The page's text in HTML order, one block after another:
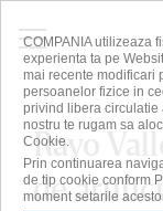
Rayo
de
COMPANIA utilizeaza
experienta ta pe
mai recente modificari
persoanelor fizice in
privind libera circulatie
nostru te rugam sa
Cookie.
Prin continuarea
de tip cookie conform
moment setarile